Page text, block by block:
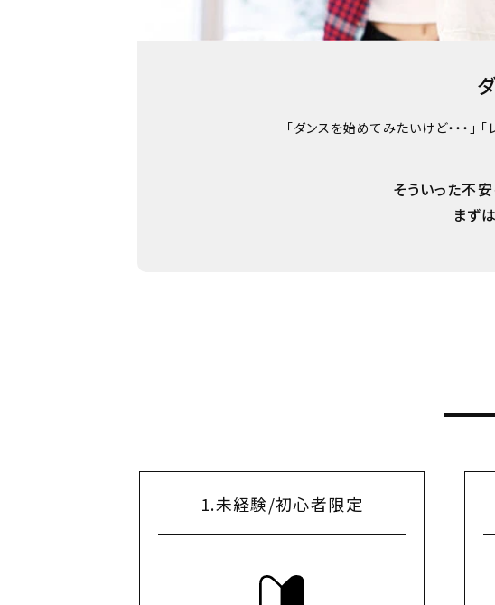
「ダンスを始めてみたいけど・・・」
そういった不
まず
1.未経験/初心者限定